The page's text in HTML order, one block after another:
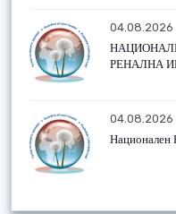
04.08.2026
РЕНАЛНА
04.08.2026
Национален